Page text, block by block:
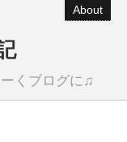
About
くブログに♫